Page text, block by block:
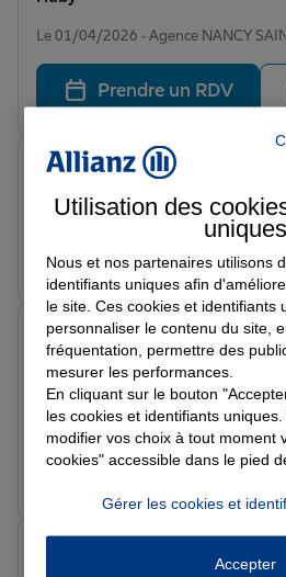
Le 01/04/2026 - Agence NANCY
Prendre un RDV
Le 28/03/2026 - Agence NANCY
soudade c.
Prendre un RDV
Note de 5 sur 5
Le 28/03/2026 - Agence NANCY
Agent très à l'écoute très
super claire Je recommande
chevereau b.
Utilisation des
uniques
Nous et nos partenaires utilisons
identifiants uniques afin
le site. Ces cookies et identifiants
personnaliser le contenu du site,
fréquentation, permettre des
mesurer les performances.
En cliquant sur le bouton
les cookies et identifiants
modifier vos choix à tout moment
cookies" accessible dans le pied
Gérer les cookies et
Accepter